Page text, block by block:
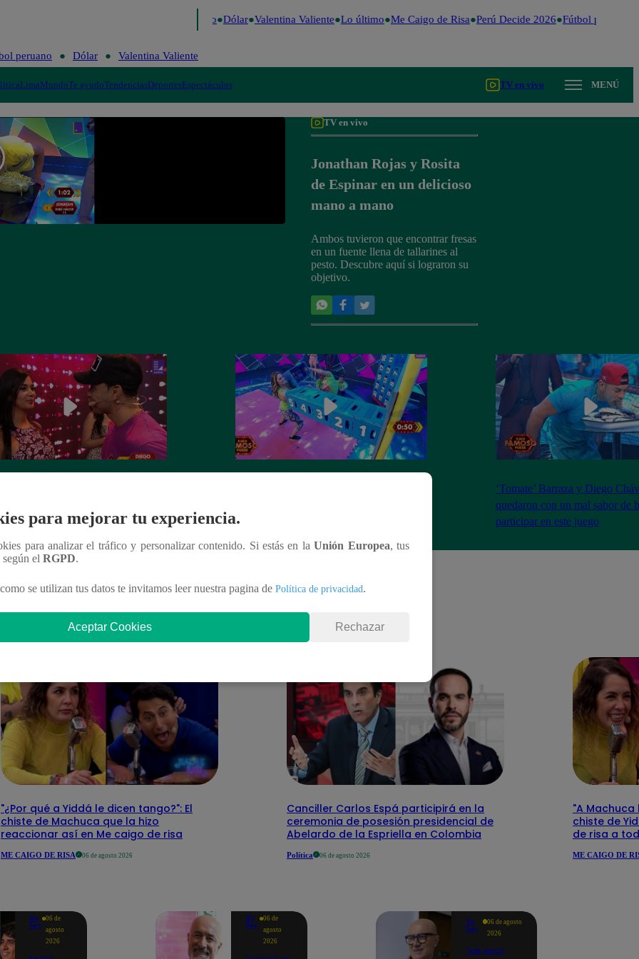
Dólar Valentina Valiente Lo último Me Caigo de Risa Perú Decide 2026 Fútbol peruano
peruano Dólar Valentina Valiente
LimaMundoTe ayudoTendenciasDeportesEspectáculos TV en vivo MENÚ
TV en vivo
Jonathan Rojas y Rosita
de Espinar en un delicioso
mano a mano
Ambos tuvieron que encontrar fresas
en un fuente llena de tallarines al
pesto. Descubre aquí si lograron su
objetivo.
cervezas
‘Tomate’ Barraza y Diego
quedaron con un mal sabor de
participar en este juego
"¿Por qué a Yiddá le dicen tango?": El
chiste de Machuca que la hizo
reaccionar así en Me caigo de risa
ME CAIGO DE RISA 06 de agosto 2026
Canciller Carlos Espá participirá en la
ceremonia de posesión presidencial de
Abelardo de la Espriella en Colombia
Política 06 de agosto 2026
"A Machuca
chiste de
de risa a
ME CAIGO DE
Yo
Soy
06 de
agosto
2026
Yo
Soy
06 de
agosto
2026
Yo
Soy
06 de agosto
2026
"Me sentí
para mejorar tu experiencia.
para analizar el tráfico y personalizar contenido. Si estás en laUnión Europea, tus
según el RGPD.
se utilizan tus datos te invitamos leer nuestra pagina de Política de privacidad.
Aceptar Cookies Rechazar